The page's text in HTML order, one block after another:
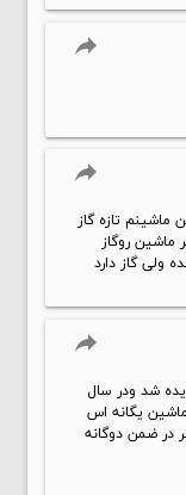
reply
reply
تازه گاز
روگاز
ولی گاز دارد
reply
دوگانه سوز دارم که سال 88دزدیده شد ودر سال
اماشین یگانه اس
در ضمن دوگانه